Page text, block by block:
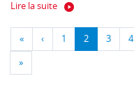
Lire la suite
« ‹ 1 2 3 4
»